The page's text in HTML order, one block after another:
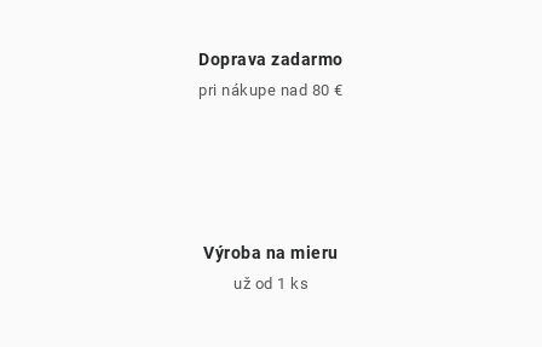
Doprava zadarmo
pri nákupe nad 80 €
Výroba na mieru
už od 1 ks